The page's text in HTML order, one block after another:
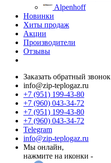
Alpenhoff
Новинки
Хиты продаж
Акции
Производители
Отзывы
Заказать обратный звонок
info@zip-teplogaz.ru
+7 (951) 199-43-80
+7 (960) 043-34-72
+7 (951) 199-43-80
+7 (960) 043-34-72
Telegram
info@zip-teplogaz.ru
Мы онлайн,
нажмите на иконки -